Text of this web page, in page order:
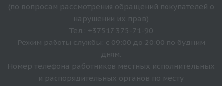
(по вопросам рассмотрения обращений покупателей о
нарушении их прав)
Тел.: +37517 375-71-90
Режим работы службы: с 09:00 до 20:00 по будним
дням.
Номер телефона работников местных исполнительных
и распорядительных органов по месту